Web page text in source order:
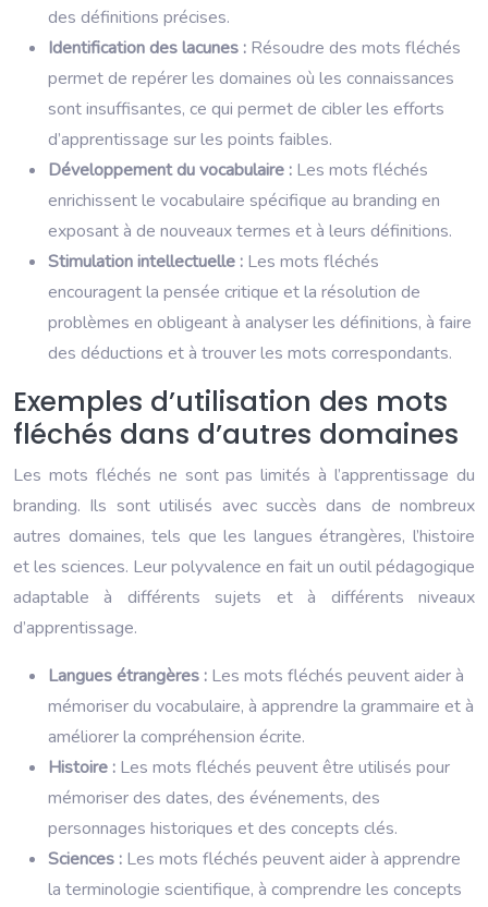
des définitions précises.
Identification des lacunes : Résoudre des mots fléchés
permet de repérer les domaines où les connaissances
sont insuffisantes, ce qui permet de cibler les efforts
d’apprentissage sur les points faibles.
Développement du vocabulaire : Les mots fléchés
enrichissent le vocabulaire spécifique au branding en
exposant à de nouveaux termes et à leurs définitions.
Stimulation intellectuelle : Les mots fléchés
encouragent la pensée critique et la résolution de
problèmes en obligeant à analyser les définitions, à faire
des déductions et à trouver les mots correspondants.
Exemples d’utilisation des mots
fléchés dans d’autres domaines
Les mots fléchés ne sont pas limités à l’apprentissage du
branding. Ils sont utilisés avec succès dans de nombreux
autres domaines, tels que les langues étrangères, l’histoire
et les sciences. Leur polyvalence en fait un outil pédagogique
adaptable à différents sujets et à différents niveaux
d’apprentissage.
Langues étrangères : Les mots fléchés peuvent aider à
mémoriser du vocabulaire, à apprendre la grammaire et à
améliorer la compréhension écrite.
Histoire : Les mots fléchés peuvent être utilisés pour
mémoriser des dates, des événements, des
personnages historiques et des concepts clés.
Sciences : Les mots fléchés peuvent aider à apprendre
la terminologie scientifique, à comprendre les concepts